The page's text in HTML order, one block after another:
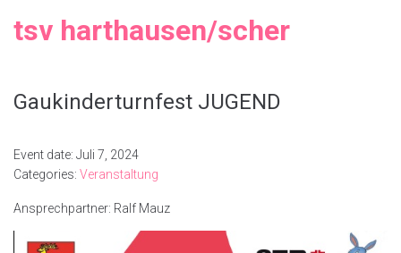
tsv harthausen/scher
Gaukinderturnfest JUGEND
Event date: Juli 7, 2024
Categories: Veranstaltung
Ansprechpartner: Ralf Mauz